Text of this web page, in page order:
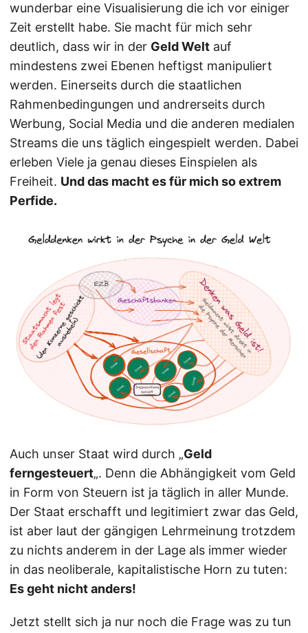
wunderbar eine Visualisierung die ich vor einiger
Zeit erstellt habe. Sie macht für mich sehr
deutlich, dass wir in der Geld Welt auf
mindestens zwei Ebenen heftigst manipuliert
werden. Einerseits durch die staatlichen
Rahmenbedingungen und andrerseits durch
Werbung, Social Media und die anderen medialen
Streams die uns täglich eingespielt werden. Dabei
erleben Viele ja genau dieses Einspielen als
Freiheit. Und das macht es für mich so extrem
Perfide.
Auch unser Staat wird durch „Geld
ferngesteuert„. Denn die Abhängigkeit vom Geld
in Form von Steuern ist ja täglich in aller Munde.
Der Staat erschafft und legitimiert zwar das Geld,
ist aber laut der gängigen Lehrmeinung trotzdem
zu nichts anderem in der Lage als immer wieder
in das neoliberale, kapitalistische Horn zu tuten:
Es geht nicht anders!
Jetzt stellt sich ja nur noch die Frage was zu tun